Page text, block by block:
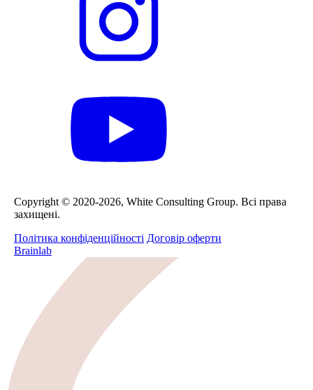
Сopyright © 2020-2026, White Consulting Group. Всі права
захищені.
Політика конфіденційності Договір оферти
Brainlab